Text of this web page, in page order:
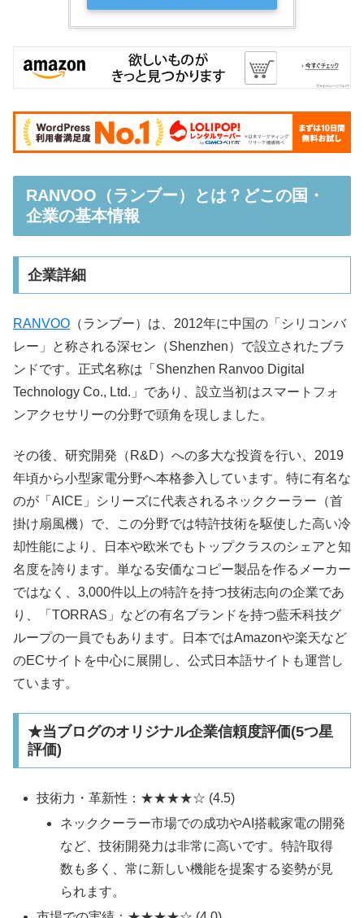
RANVOO（ランブー）とは？どこの国・
企業の基本情報
企業詳細
RANVOO （ランブー）は、2012年に中国の「シリコンバ
レー」と称される深セン（Shenzhen）で設立されたブラ
ンドです。正式名称は「Shenzhen Ranvoo Digital
Technology Co., Ltd.」であり、設立当初はスマートフォ
ンアクセサリーの分野で頭角を現しました。​
その後、研究開発（R&D）への多大な投資を行い、2019
年頃から小型家電分野へ本格参入しています。特に有名な
のが「AICE」シリーズに代表されるネッククーラー（首
掛け扇風機）で、この分野では特許技術を駆使した高い冷
却性能により、日本や欧米でもトップクラスのシェアと知
名度を誇ります。単なる安価なコピー製品を作るメーカー
ではなく、3,000件以上の特許を持つ技術志向の企業であ
り、「TORRAS」などの有名ブランドを持つ藍禾科技グ
ループの一員でもあります。日本ではAmazonや楽天など
のECサイトを中心に展開し、公式日本語サイトも運営し
ています。​
★当ブログのオリジナル企業信頼度評価(5つ星
評価)
技術力・革新性：★★★★☆ (4.5)
ネッククーラー市場での成功やAI搭載家電の開発
など、技術開発力は非常に高いです。特許取得
数も多く、常に新しい機能を提案する姿勢が見
られます。​